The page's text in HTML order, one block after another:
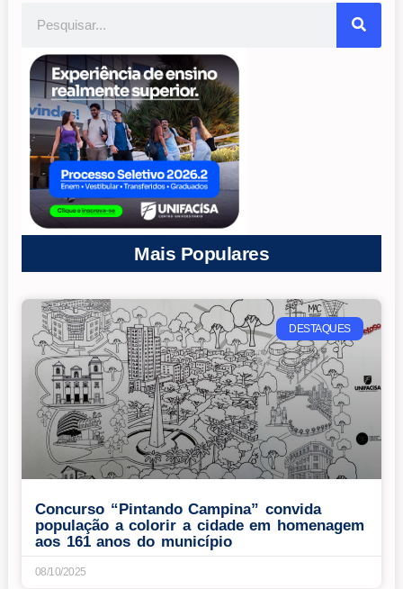
Mais Populares
DESTAQUES
Concurso “Pintando Campina” convida
população a colorir a cidade em homenagem
aos 161 anos do município
08/10/2025